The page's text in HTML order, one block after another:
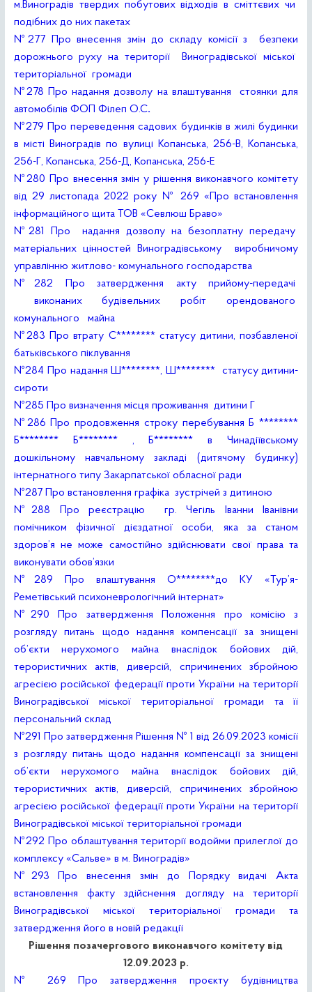
м.Виноградів твердих побутових відходів в сміттєвих чи
подібних до них пакетах
№277 Про внесення змін до складу комісії з безпеки
дорожнього руху на території Виноградівської міської
територіальної громади
№278 Про надання дозволу на влаштування стоянки для
автомобілів ФОП Філеп О.С.
№279 Про переведення садових будинків в жилі будинки
в місті Виноградів по вулиці Копанська, 256-В, Копанська,
256-Г, Копанська, 256-Д, Копанська, 256-Е
№280 Про внесення змін у рішення виконавчого комітету
від 29 листопада 2022 року № 269 «Про встановлення
інформаційного щита ТОВ «Севлюш Браво»
№281 Про надання дозволу на безоплатну передачу
матеріальних цінностей Виноградівському виробничому
управлінню житлово- комунального господарства
№282 Про затвердження акту прийому-передачі
виконаних будівельних робіт орендованого
комунального майна
№283 Про втрату С******** статусу дитини, позбавленої
батьківського піклування
№284 Про надання Ш********, Ш******** статусу дитини-
сироти
№285 Про визначення місця проживання дитини Г
№286 Про продовження строку перебування Б ********
Б******** Б******** , Б******** в Чинадіївському
дошкільному навчальному закладі (дитячому будинку)
інтернатного типу Закарпатської обласної ради
№287 Про встановлення графіка зустрічей з дитиною
№288 Про реєстрацію гр. Чегіль Іванни Іванівни
помічником фізичної дієздатної особи, яка за станом
здоров’я не може самостійно здійснювати свої права та
виконувати обов’язки
№289 Про влаштування О********до КУ «Тур’я-
Реметівський психоневрологічний інтернат»
№290 Про затвердження Положення про комісію з
розгляду питань щодо надання компенсації за знищені
об’єкти нерухомого майна внаслідок бойових дій,
терористичних актів, диверсій, спричинених збройною
агресією російської федерації проти України на території
Виноградівської міської територіальної громади та її
персональний склад
№291 Про затвердження Рішення № 1 від 26.09.2023 комісії
з розгляду питань щодо надання компенсації за знищені
об’єкти нерухомого майна внаслідок бойових дій,
терористичних актів, диверсій, спричинених збройною
агресією російської федерації проти України на території
Виноградівської міської територіальної громади
№292 Про облаштування території водойми прилеглої до
комплексу «Сальве» в м. Виноградів»
№293 Про внесення змін до Порядку видачі Акта
встановлення факту здійснення догляду на території
Виноградівської міської територіальної громади та
затвердження його в новій редакції
Рішення позачергового виконавчого комітету від
12.09.2023 р.
№ 269 Про затвердження проєкту будівництва